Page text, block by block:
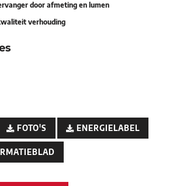
door afmeting en lumen
verhouding
FOTO'S ENERGIELABEL